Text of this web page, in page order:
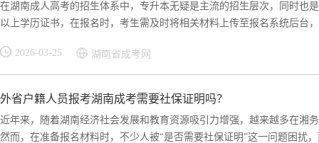
在湖南成人高考的招生体系中，专升本无疑是主流的招生层次，同时也
以上学历证书，在报名时，考生需及时将相关材料上传至报名系统后台
2026-03-25 湖南省成考网
外省户籍人员报考湖南成考需要社保证明吗？
近年来，随着湖南经济社会发展和教育资源吸引力增强，越来越多在湘
然而，在准备报名材料时，不少人被“是否需要社保证明”这一问题困扰